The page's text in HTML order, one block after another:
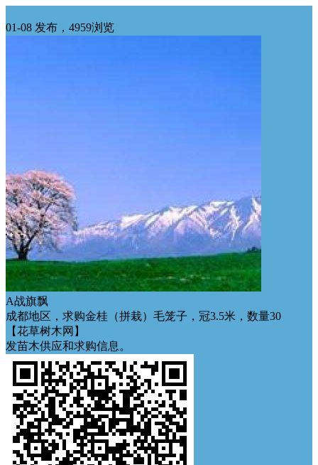
01-08 发布，4959浏览
A战旗飘
成都地区，求购金桂（拼栽）毛笼子，冠3.5米，数量30
【花草树木网】
发苗木供应和求购信息。